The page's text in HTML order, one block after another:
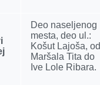
Deo naseljenog
mesta, deo ul.:
Košut Lajoša, od
Maršala Tita do
Ive Lole Ribara.